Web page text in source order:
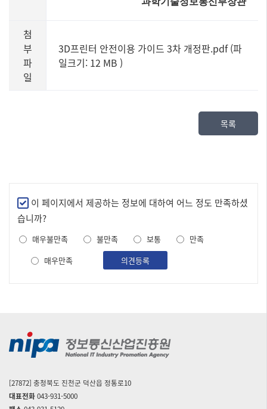
첨
부
파
일
3D프린터 안전이용 가이드 3차 개정판.pdf (파
일크기: 12 MB )
목록
만
족
도
조
이 페이지에서 제공하는 정보에 대하여 어느 정도 만족하셨
습니까?
매우불만족 불만족 보통
만족
매우만족
의견등록
[27872] 충청북도 진천군 덕산읍 정통로10
대표전화043-931-5000